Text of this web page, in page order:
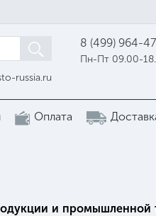
russia.ru
8 (499) 964-
Пн-Пт 09.00-
Оплата
и промышленной